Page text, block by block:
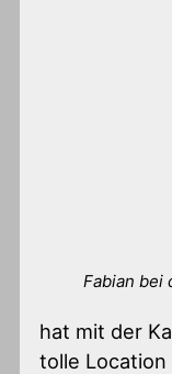
Fabian bei
hat mit der
tolle